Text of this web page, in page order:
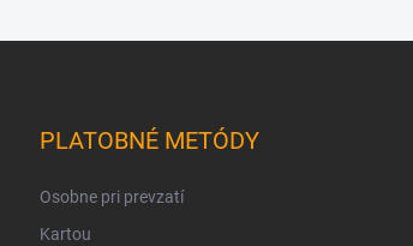
PLATOBNÉ METÓDY
Osobne pri prevzatí
Kartou